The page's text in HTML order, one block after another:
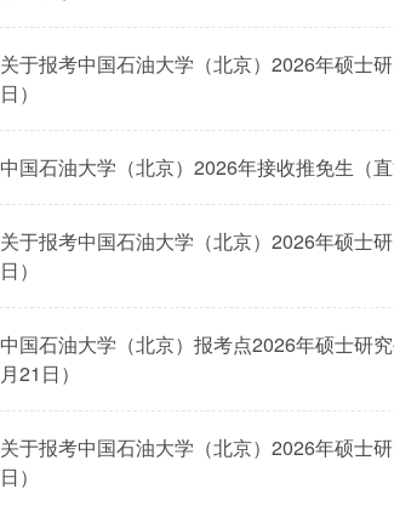
关于报考中国石油大学（北京）2026年硕士
日）
中国石油大学（北京）2026年接收推免生（
关于报考中国石油大学（北京）2026年硕士
日）
中国石油大学（北京）报考点2026年硕士研
月21日）
关于报考中国石油大学（北京）2026年硕士
日）